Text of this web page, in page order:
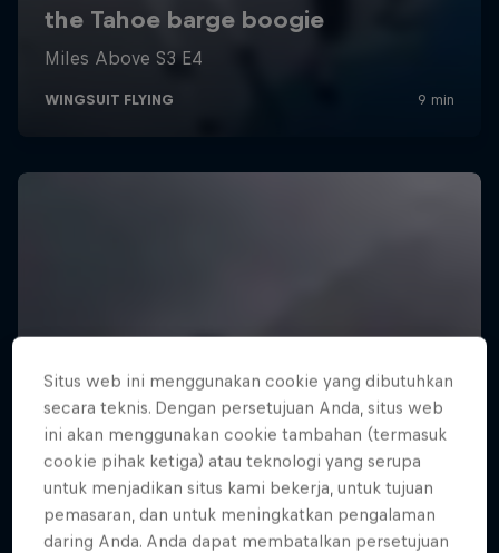
Situs web ini menggunakan cookie yang dibutuhkan
secara teknis. Dengan persetujuan Anda, situs web
ini akan menggunakan cookie tambahan (termasuk
cookie pihak ketiga) atau teknologi yang serupa
untuk menjadikan situs kami bekerja, untuk tujuan
pemasaran, dan untuk meningkatkan pengalaman
daring Anda. Anda dapat membatalkan persetujuan